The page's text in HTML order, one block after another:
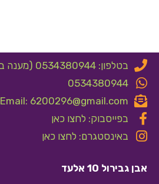
בטלפון: 0534380944 (מענה בשעות הבוקר בלבד)
0534380944
Email: 6200296@gmail.com
בפייסבוק: לחצו כאן
באינסטגרם: לחצו כאן
אבן גבירול 10 אלעד